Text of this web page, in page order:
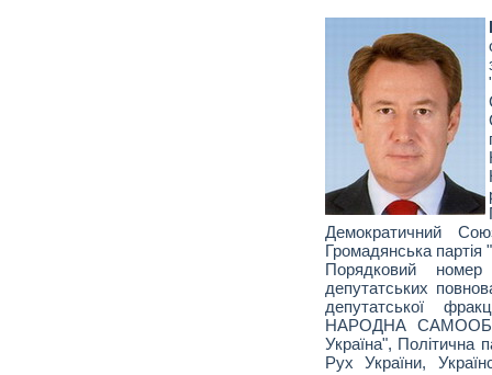
Демократичний
Громадянська партія
Порядковий
депутатських
депутатської
НАРОДНА
Україна", Політична
Рух України,